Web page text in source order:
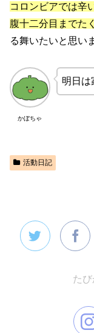
コロンビアでは辛
腹十二分目までた
る舞いたいと思い
かぼちゃ
明日は
活動日記
た